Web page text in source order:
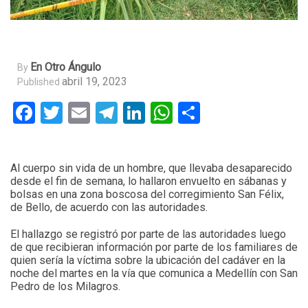
By En Otro Ángulo
Published abril 19, 2023
Facebook
Twitter
EmailTelegram
LinkedIn
WhatsApp
Al cuerpo sin vida de un hombre, que llevaba desaparecido
desde el fin de semana, lo hallaron envuelto en sábanas y
bolsas en una zona boscosa del corregimiento San Félix,
de Bello, de acuerdo con las autoridades.
El hallazgo se registró por parte de las autoridades luego
de que recibieran información por parte de los familiares de
quien sería la víctima sobre la ubicación del cadáver en la
noche del martes en la vía que comunica a Medellín con San
Pedro de los Milagros.